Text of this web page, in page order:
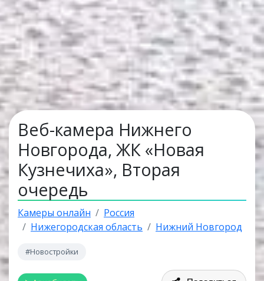
Веб-камера Нижнего
Новгорода, ЖК «Новая
Кузнечиха», Вторая
очередь
Камеры онлайн
Россия
Нижегородская область
Нижний Новгород
#Новостройки